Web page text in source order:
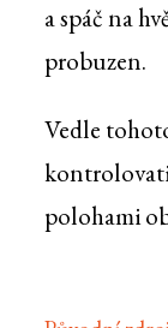
a spáč na
probuzen.
Vedle
polohami